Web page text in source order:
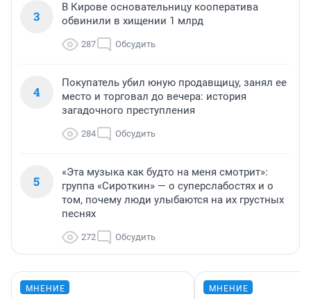
3
В Кирове основательницу кооператива
обвинили в хищении 1 млрд
287 Обсудить
4
Покупатель убил юную продавщицу, занял ее
место и торговал до вечера: история
загадочного преступления
284 Обсудить
5
«Эта музыка как будто на меня смотрит»:
группа «Сироткин» — о суперслабостях и о
том, почему люди улыбаются на их грустных
песнях
272 Обсудить
МНЕНИЕ МНЕНИЕ